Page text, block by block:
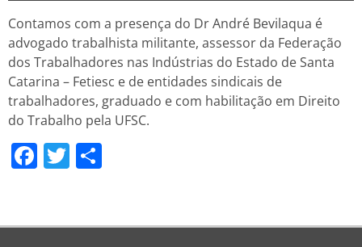
Contamos com a presença do Dr André Bevilaqua é
advogado trabalhista militante, assessor da Federação
dos Trabalhadores nas Indústrias do Estado de Santa
Catarina – Fetiesc e de entidades sindicais de
trabalhadores, graduado e com habilitação em Direito
do Trabalho pela UFSC.
Facebook
Twitter